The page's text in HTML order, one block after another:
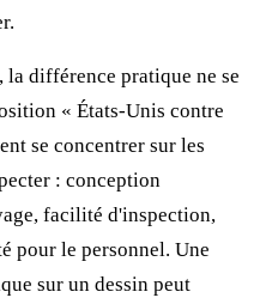
différence pratique ne se
« États-Unis contre
se concentrer sur les
: conception
facilité d'inspection,
pour le personnel. Une
sur un dessin peut